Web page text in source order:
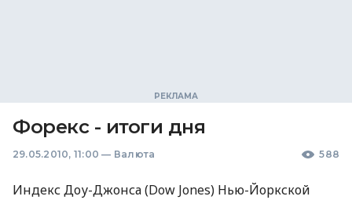
Форекс - итоги дня
29.05.2010, 11:00 — Валюта 588
Индекс Доу-Джонса (Dow Jones) Нью-Йоркской